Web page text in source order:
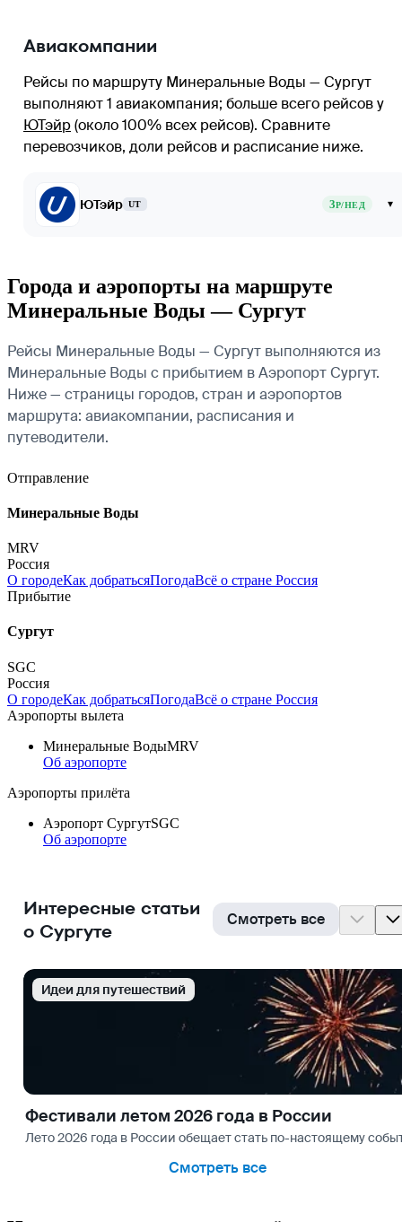
Авиакомпании
Рейсы по маршруту Минеральные Воды — Сургут
выполняют 1 авиакомпания; больше всего рейсов у
ЮТэйр(около 100% всех рейсов). Сравните
перевозчиков, доли рейсов и расписание ниже.
ЮТэйр UT 3Р/НЕД ▾
Города и аэропорты на маршруте
Минеральные Воды — Сургут
Рейсы Минеральные Воды — Сургут выполняются из
Минеральные Воды с прибытием в Аэропорт Сургут.
Ниже — страницы городов, стран и аэропортов
маршрута: авиакомпании, расписания и
путеводители.
Отправление
Минеральные Воды
MRV
Россия
О городеКак добратьсяПогодаВсё о стране Россия
Прибытие
Сургут
SGC
Россия
О городеКак добратьсяПогодаВсё о стране Россия
Аэропорты вылета
Минеральные ВодыMRV
Об аэропорте
Аэропорты прилёта
Аэропорт СургутSGC
Об аэропорте
Интересные статьи
о Сургуте
Смотреть все
Идеи для путешествий
Фестивали летом 2026 года в России
Лето 2026 года в России обещает стать по-настоящему
Смотреть все